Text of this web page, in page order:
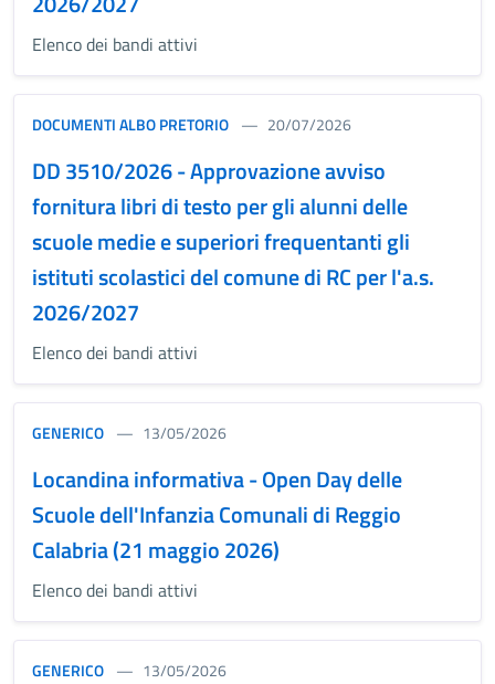
Elenco dei bandi attivi
DOCUMENTI ALBO PRETORIO 20/07/2026
DD 3510/2026 - Approvazione avviso
fornitura libri di testo per gli alunni delle
scuole medie e superiori frequentanti gli
istituti scolastici del comune di RC per l'a.s.
2026/2027
Elenco dei bandi attivi
GENERICO 13/05/2026
Locandina informativa - Open Day delle
Scuole dell'Infanzia Comunali di Reggio
Calabria (21 maggio 2026)
Elenco dei bandi attivi
GENERICO 13/05/2026